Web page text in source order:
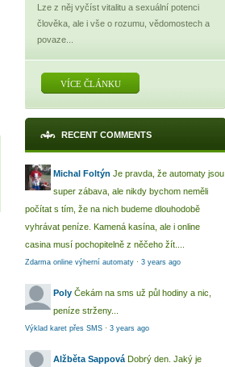
Lze z něj vyčíst vitalitu a sexuální potenci
člověka, ale i vše o rozumu, vědomostech a
povaze...
VÍCE ČLÁNKU
RECENT COMMENTS
Michal Foltýn Je pravda, že automaty jsou
super zábava, ale nikdy bychom neměli
počítat s tím, že na nich budeme dlouhodobě
vyhrávat peníze. Kamená kasína, ale i online
casina musí pochopitelně z něčeho žít....
Zdarma online výherní automaty · 3 years ago
Poly Čekám na sms už půl hodiny a nic,
peníze strženy...
Výklad karet přes SMS · 3 years ago
Alžběta Sappová Dobrý den. Jaký je